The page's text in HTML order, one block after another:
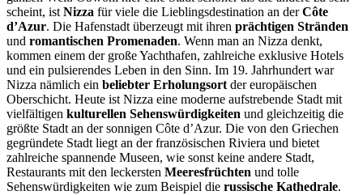
scheint, ist Nizza für viele die Lieblingsdestination an derCôte
d’Azur. Die Hafenstadt überzeugt mit ihren prächtigen Stränden
und romantischen Promenaden. Wenn man an Nizza denkt,
kommen einem der große Yachthafen, zahlreiche exklusive Hotels
und ein pulsierendes Leben in den Sinn. Im 19. Jahrhundert war
Nizza nämlich ein beliebter Erholungsort der europäischen
Oberschicht. Heute ist Nizza eine moderne aufstrebende Stadt mit
vielfältigen kulturellen Sehenswürdigkeiten und gleichzeitig die
größte Stadt an der sonnigen Côte d’Azur. Die von den Griechen
gegründete Stadt liegt an der französischen Riviera und bietet
zahlreiche spannende Museen, wie sonst keine andere Stadt,
Restaurants mit den leckersten Meeresfrüchten und tolle
Sehenswürdigkeiten wie zum Beispiel die russische Kathedrale.